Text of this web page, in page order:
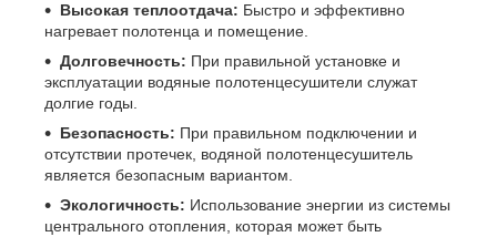
Высокая теплоотдача: Быстро и эффективно
нагревает полотенца и помещение.
Долговечность: При правильной установке и
эксплуатации водяные полотенцесушители служат
долгие годы.
Безопасность: При правильном подключении и
отсутствии протечек, водяной полотенцесушитель
является безопасным вариантом.
Экологичность: Использование энергии из системы
центрального отопления, которая может быть